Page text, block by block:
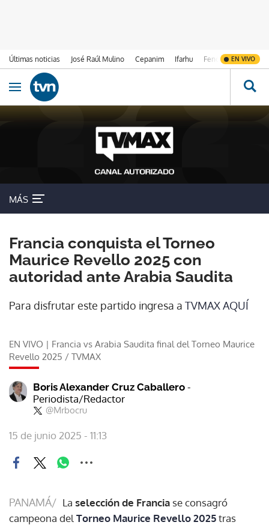
Últimas noticias José Raúl Mulino Cepanim Ifarhu Fenómeno de El
EN VIVO
Ir al contenido
Obrir navegació
MÁS
Francia conquista el Torneo
Maurice Revello 2025 con
autoridad ante Arabia Saudita
Para disfrutar este partido ingresa a TVMAX AQUÍ
EN VIVO | Francia vs Arabia Saudita final del Torneo Maurice
Revello 2025 / TVMAX
Boris Alexander Cruz Caballero -
Periodista/Redactor
@Mrbocru
15 de junio 2025 - 11:13
PANAMÁ/ La selección de Francia se consagró
campeona del Torneo Maurice Revello 2025tras